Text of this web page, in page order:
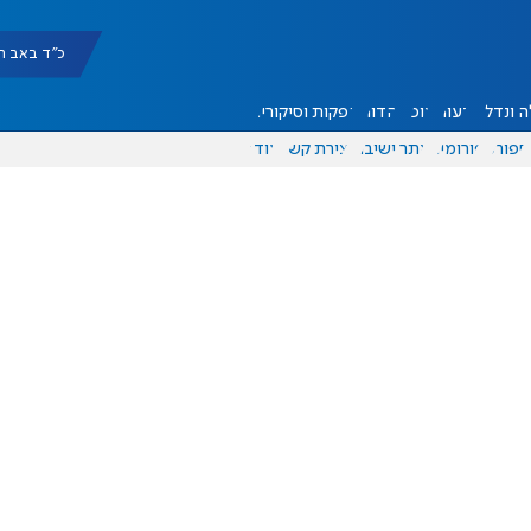
כ"ד באב תשפ"ו
ונדל"ן דעות אוכל יהדות הפקות וסיקורים
ספורט פורומים אתר ישיבה יצירת קשר עוד